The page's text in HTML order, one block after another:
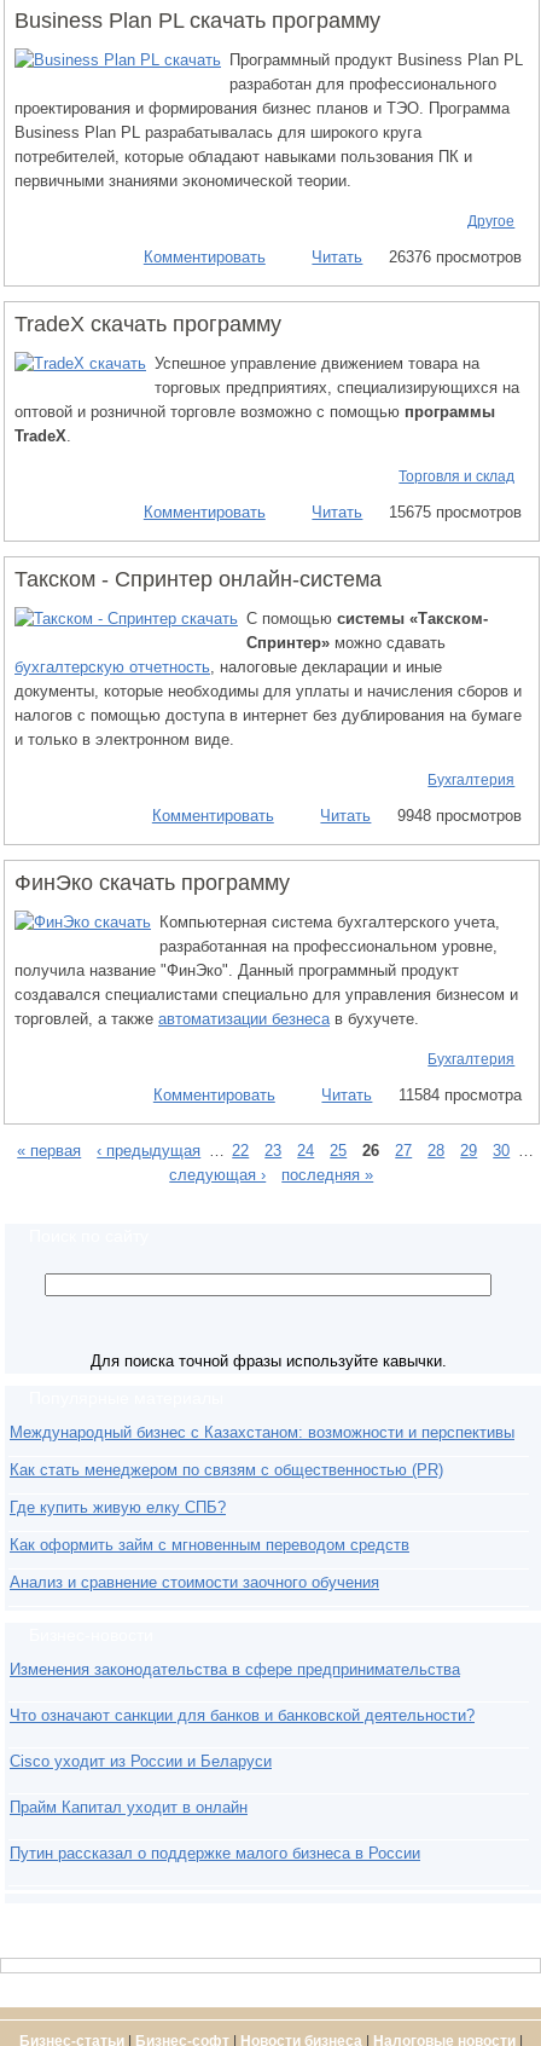
Business Plan PL скачать программу
Программный продукт Business Plan PL
разработан для профессионального
проектирования и формирования бизнес планов и ТЭО. Программа
Business Plan PL разрабатывалась для широкого круга
потребителей, которые обладают навыками пользования ПК и
первичными знаниями экономической теории.
Другое
Комментировать Читать 26376 просмотров
TradeX скачать программу
Успешное управление движением товара на
торговых предприятиях, специализирующихся на
оптовой и розничной торговле возможно с помощью программы
TradeX
Торговля и склад
Комментировать Читать 15675 просмотров
Такском - Спринтер онлайн-система
С помощью системы «Такском-
Спринтер» можно сдавать
бухгалтерскую отчетность , налоговые декларации и иные
документы, которые необходимы для уплаты и начисления сборов и
налогов с помощью доступа в интернет без дублирования на бумаге
и только в электронном виде.
Бухгалтерия
Комментировать Читать 9948 просмотров
ФинЭко скачать программу
Компьютерная система бухгалтерского учета,
разработанная на профессиональном уровне,
получила название "ФинЭко". Данный программный продукт
создавался специалистами специально для управления бизнесом и
торговлей, а также автоматизации безнеса в бухучете.
Бухгалтерия
Комментировать Читать 11584 просмотра
« первая ‹ предыдущая 22 23 24 25 26 27 28 29 30
следующая ›
последняя »
Для поиска точной фразы используйте кавычки.
Международный бизнес с Казахстаном: возможности и перспективы
Как стать менеджером по связям с общественностью (PR)
Где купить живую елку СПБ?
Как оформить займ с мгновенным переводом средств
Анализ и сравнение стоимости заочного обучения
Изменения законодательства в сфере предпринимательства
Что означают санкции для банков и банковской деятельности?
Cisco уходит из России и Беларуси
Прайм Капитал уходит в онлайн
Путин рассказал о поддержке малого бизнеса в России
Бизнес-статьи| Бизнес-софт| Новости бизнеса | Налоговые новости|